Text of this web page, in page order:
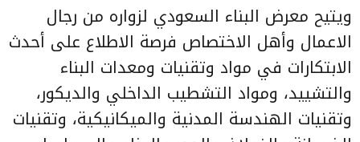
ويتيح معرض البناء السعودي لزواره من رجال
الاعمال وأهل الاختصاص فرصة الاطلاع على أحدث
الابتكارات في مواد وتقنيات ومعدات البناء
والتشييد، ومواد التشطيب الداخلي والديكور،
وتقنيات الهندسة المدنية والميكانيكية، وتقنيات